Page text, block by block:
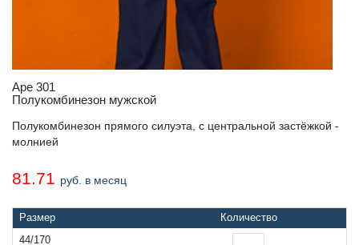
Аре 301
Полукомбинезон мужской
Полукомбинезон прямого силуэта, с центральной застёжкой -
молнией
81.71 руб. в месяц
Размер
Количество
44/170